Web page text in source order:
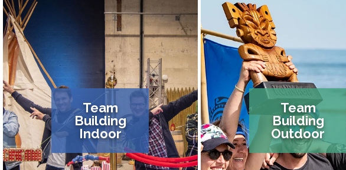
Team
Building
Indoor
Team
Building
Outdoor